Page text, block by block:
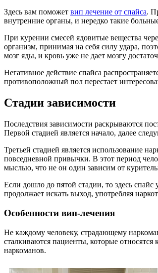
Здесь вам поможет вип лечение от спайса.
внутренние органы, и нередко такие
При курении смесей ядовитые вещества
организм, принимая на себя силу удара,
мозг яды, и кровь уже не дает мозгу
Негативное действие спайса
противоположный пол перестает
Стадии зависимости
Последствия зависимости раскрываются
Первой стадией является начало, далее
Третьей стадией является использование
повседневной привычки. В этот период
мыслью, что не он один зависим от
Если дошло до пятой стадии, то здесь
продолжает искать выход, употребляя
Особенности вип-лечения
Не каждому человеку, страдающему
сталкиваются пациенты, которые
наркоманов.